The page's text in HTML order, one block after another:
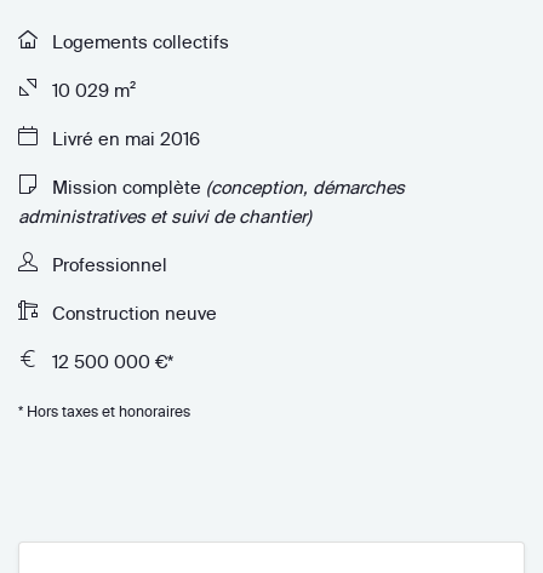
Logements collectifs
10 029 m²
Livré en mai 2016
Mission complète (conception, démarches
administratives et suivi de chantier)
Professionnel
Construction neuve
12 500 000 €*
* Hors taxes et honoraires